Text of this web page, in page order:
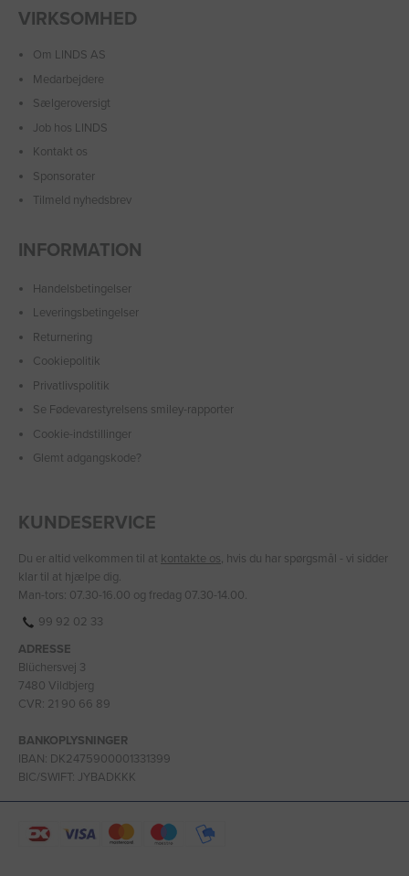
VIRKSOMHED
Om LINDS AS
Medarbejdere
Sælgeroversigt
Job hos LINDS
Kontakt os
Sponsorater
Tilmeld nyhedsbrev
INFORMATION
Handelsbetingelser
Leveringsbetingelser
Returnering
Cookiepolitik
Privatlivspolitik
Se Fødevarestyrelsens smiley-rapporter
Cookie-indstillinger
Glemt adgangskode?
KUNDESERVICE
Du er altid velkommen til at kontakte os, hvis du har spørgsmål - vi sidder
klar til at hjælpe dig.
Man-tors: 07.30-16.00 og fredag 07.30-14.00.
99 92 02 33
ADRESSE
Blüchersvej 3
7480 Vildbjerg
CVR: 21 90 66 89
BANKOPLYSNINGER
IBAN: DK2475900001331399
BIC/SWIFT: JYBADKKK